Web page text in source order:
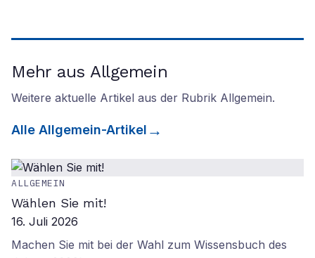
Mehr aus Allgemein
Weitere aktuelle Artikel aus der Rubrik Allgemein.
Alle Allgemein-Artikel
ALLGEMEIN
Wählen Sie mit!
16. Juli 2026
Machen Sie mit bei der Wahl zum Wissensbuch des